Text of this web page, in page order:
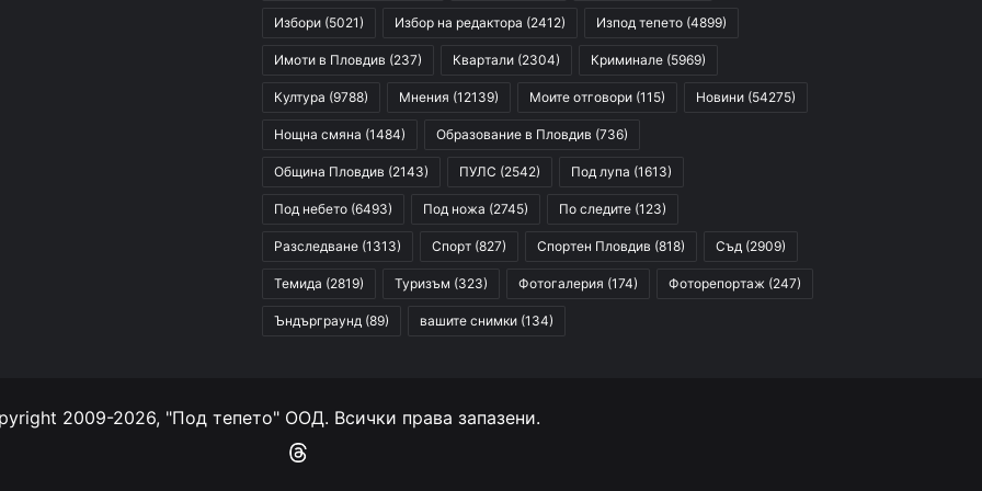
Избори (5021) Избор на редактора (2412) Изпод тепето (4899)
Имоти в Пловдив (237) Квартали (2304) Криминале (5969)
Култура (9788) Мнения (12139) Моите отговори (115) Новини (54275)
Нощна смяна (1484) Образование в Пловдив (736)
Община Пловдив (2143) ПУЛС (2542) Под лупа (1613)
Под небето (6493) Под ножа (2745) По следите (123)
Разследване (1313) Спорт (827) Спортен Пловдив (818) Съд (2909)
Темида (2819) Туризъм (323) Фотогалерия (174) Фоторепортаж (247)
Ъндърграунд (89) вашите снимки (134)
2009-2026, "Под тепето" ООД. Всички права запазени.
Instagram
RSS